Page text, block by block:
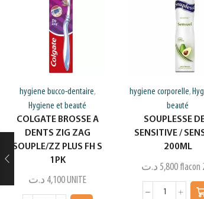
hygiene bucco-dentaire,
Hygiene et beauté
COLGATE BROSSE A
DENTS ZIG ZAG
SOUPLE/ZZ PLUS FH S
1PK
4,100 د.ت UNITE
hygiene corporelle,
beauté
SOUPLESSE
SENSITIVE /
200ML
5,800 د.ت flacon